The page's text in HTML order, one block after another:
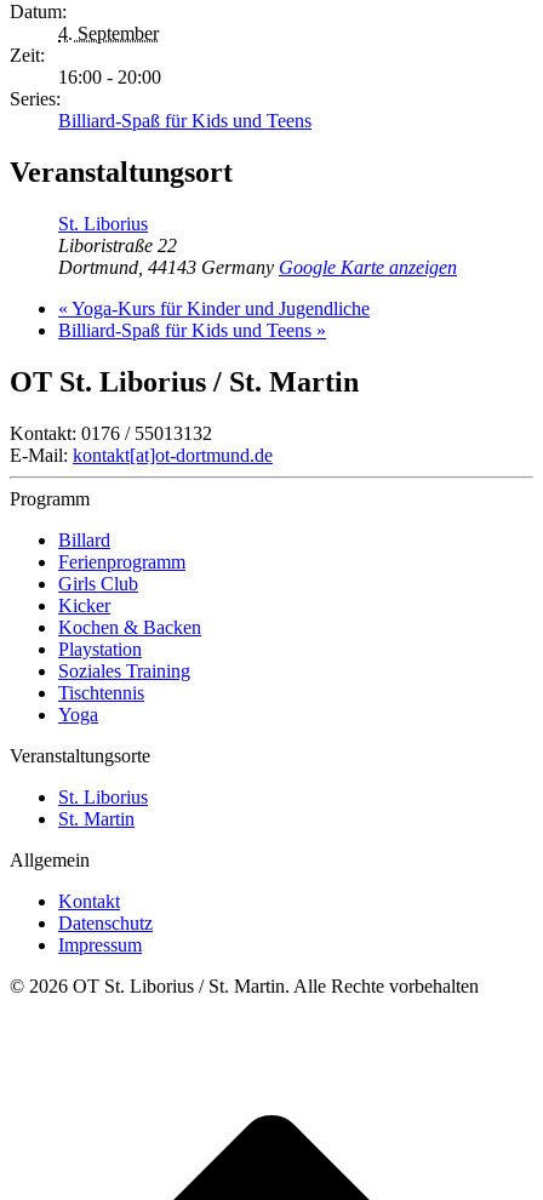
Datum:
4. September
Zeit:
16:00 - 20:00
Series:
Billiard-Spaß für Kids und Teens
Veranstaltungsort
St. Liborius
Liboristraße 22
Dortmund 44143 Germany Google Karte anzeigen
« Yoga-Kurs für Kinder und Jugendliche
Billiard-Spaß für Kids und Teens »
OT St. Liborius / St. Martin
Kontakt: 0176 / 55013132
E-Mail: kontakt[at]ot-dortmund.de
Programm
Billard
Ferienprogramm
Girls Club
Kicker
Kochen & Backen
Playstation
Soziales Training
Tischtennis
Yoga
Veranstaltungsorte
St. Liborius
St. Martin
Allgemein
Kontakt
Datenschutz
Impressum
© 2026 OT St. Liborius / St. Martin. Alle Rechte vorbehalten